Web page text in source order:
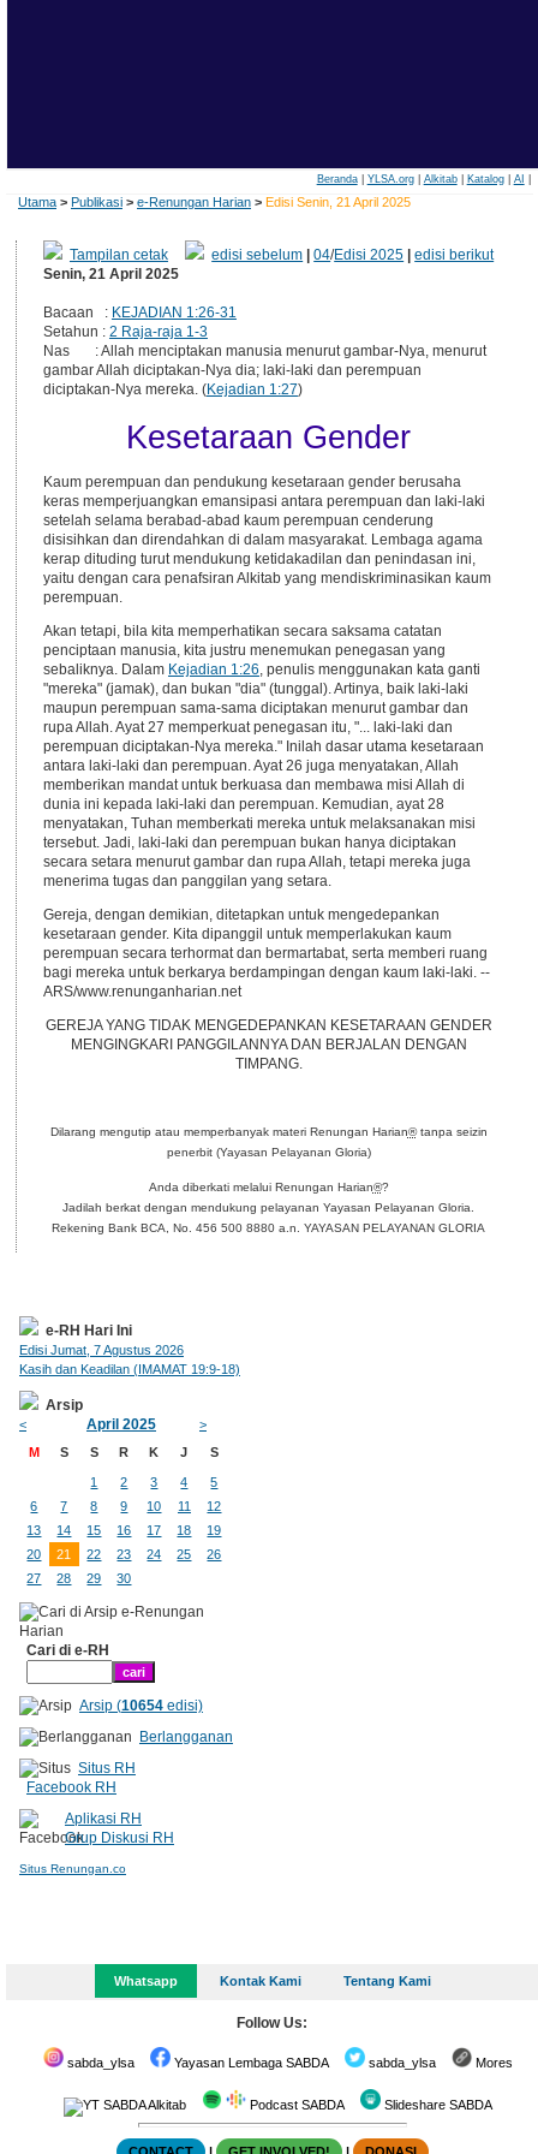
Beranda| YLSA.org| Alkitab| Katalog| AI
Utama > Publikasi > e-Renungan Harian > Edisi Senin, 21 April 2025
Tampilan cetak edisi sebelum |04/Edisi 2025 |edisi berikut
Senin, 21 April 2025
Bacaan : KEJADIAN 1:26-31
Setahun : 2 Raja-raja 1-3
Nas : Allah menciptakan manusia menurut gambar-Nya, menurut
gambar Allah diciptakan-Nya dia; laki-laki dan perempuan
diciptakan-Nya mereka. (Kejadian 1:27)
Kesetaraan Gender
Kaum perempuan dan pendukung kesetaraan gender berusaha
keras memperjuangkan emansipasi antara perempuan dan laki-laki
setelah selama berabad-abad kaum perempuan cenderung
disisihkan dan direndahkan di dalam masyarakat. Lembaga agama
kerap dituding turut mendukung ketidakadilan dan penindasan ini,
yaitu dengan cara penafsiran Alkitab yang mendiskriminasikan kaum
perempuan.
Akan tetapi, bila kita memperhatikan secara saksama catatan
penciptaan manusia, kita justru menemukan penegasan yang
sebaliknya. Dalam Kejadian 1:26, penulis menggunakan kata ganti
"mereka" (jamak), dan bukan "dia" (tunggal). Artinya, baik laki-laki
maupun perempuan sama-sama diciptakan menurut gambar dan
rupa Allah. Ayat 27 memperkuat penegasan itu, "... laki-laki dan
perempuan diciptakan-Nya mereka." Inilah dasar utama kesetaraan
antara laki-laki dan perempuan. Ayat 26 juga menyatakan, Allah
memberikan mandat untuk berkuasa dan membawa misi Allah di
dunia ini kepada laki-laki dan perempuan. Kemudian, ayat 28
menyatakan, Tuhan memberkati mereka untuk melaksanakan misi
tersebut. Jadi, laki-laki dan perempuan bukan hanya diciptakan
secara setara menurut gambar dan rupa Allah, tetapi mereka juga
menerima tugas dan panggilan yang setara.
Gereja, dengan demikian, ditetapkan untuk mengedepankan
kesetaraan gender. Kita dipanggil untuk memperlakukan kaum
perempuan secara terhormat dan bermartabat, serta memberi ruang
bagi mereka untuk berkarya berdampingan dengan kaum laki-laki. --
ARS/www.renunganharian.net
GEREJA YANG TIDAK MENGEDEPANKAN KESETARAAN GENDER
MENGINGKARI PANGGILANNYA DAN BERJALAN DENGAN
TIMPANG.
Dilarang mengutip atau memperbanyak materi Renungan Harian®tanpa seizin
penerbit (Yayasan Pelayanan Gloria)
Anda diberkati melalui Renungan Harian®?
Jadilah berkat dengan mendukung pelayanan Yayasan Pelayanan Gloria.
Rekening Bank BCA, No. 456 500 8880 a.n. YAYASAN PELAYANAN GLORIA
e-RH Hari Ini
Edisi Jumat, 7 Agustus 2026
Kasih dan Keadilan (IMAMAT 19:9-18)
Arsip
< April 2025
>
M
S S R K J S
1 2 3 4
5
6
7 8 9 10 11
12
13
14 15 16 17 18
19
20
21 22 23 24 25
26
27
28 29 30
Cari di e-RH
Arsip (10654edisi)
Berlangganan
Situs RH
Facebook RH
Aplikasi RH
Grup Diskusi RH
Situs Renungan.co
Whatsapp Kontak Kami Tentang Kami
Follow Us:
sabda_ylsa Yayasan Lembaga SABDA sabda_ylsa Mores
SABDA Alkitab Podcast SABDA Slideshare SABDA